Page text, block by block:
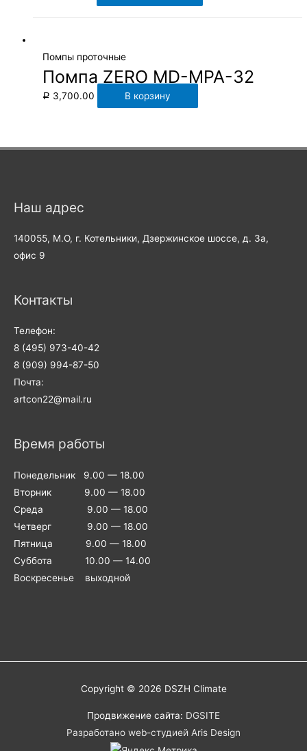
Помпы проточные
Помпа ZERO MD-MPA-32
Р 3,700.00 В корзину
Наш адрес
140055, М.О, г. Котельники, Дзержинское шоссе, д. 3а,
офис 9
Контакты
Телефон:
8 (495) 973-40-42
8 (909) 994-87-50
Почта:
artcon22@mail.ru
Время работы
Понедельник 9.00 — 18.00
Вторник 9.00 — 18.00
Среда 9.00 — 18.00
Четверг 9.00 — 18.00
Пятница 9.00 — 18.00
Суббота 10.00 — 14.00
Воскресенье выходной
Copyright © 2026 DSZH Climate
Продвижение сайта: DGSITE
Разработано web-студией Aris Design